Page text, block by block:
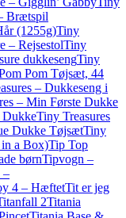
Brætspil
(1255g)Tiny
– RejsestolTiny
dukkesengTiny
Pom Tøjsæt, 44
– Dukkeseng i
– Min Første Dukke
DukkeTiny Treasures
Dukke TøjsætTiny
a Box)Tip Top
børnTipvogn –
–
4 – HæftetTit er jeg
2Titania